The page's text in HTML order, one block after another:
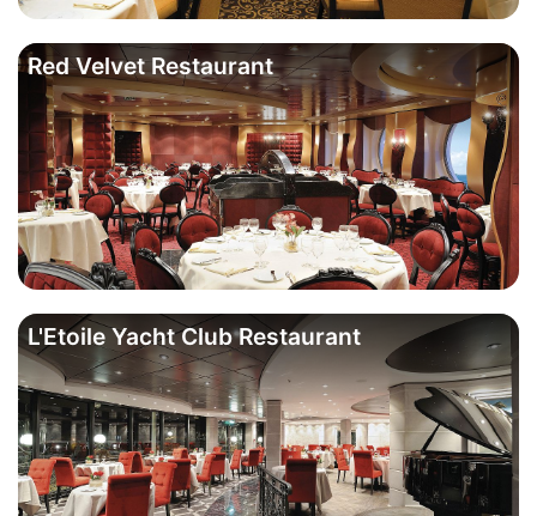
Red Velvet Restaurant
L'Etoile Yacht Club Restaurant